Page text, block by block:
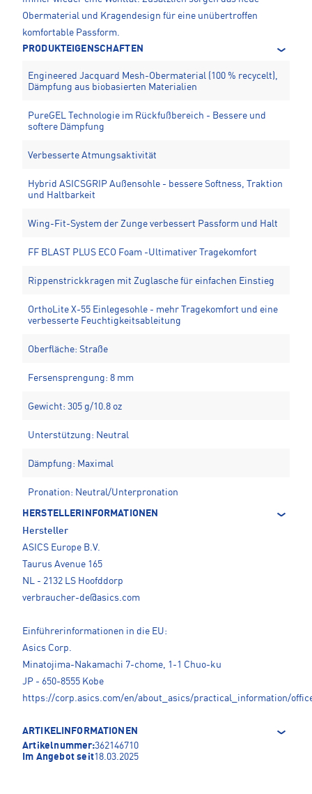
Obermaterial und Kragendesign für eine unübertroffen
komfortable Passform.
PRODUKTEIGENSCHAFTEN
Engineered Jacquard Mesh-Obermaterial (100 % recycelt),
Dämpfung aus biobasierten Materialien
PureGEL Technologie im Rückfußbereich - Bessere und
softere Dämpfung
Verbesserte Atmungsaktivität
Hybrid ASICSGRIP Außensohle - bessere Softness, Traktion
und Haltbarkeit
Wing-Fit-System der Zunge verbessert Passform und Halt
FF BLAST PLUS ECO Foam -Ultimativer Tragekomfort
Rippenstrickkragen mit Zuglasche für einfachen Einstieg
OrthoLite X-55 Einlegesohle - mehr Tragekomfort und eine
verbesserte Feuchtigkeitsableitung
Oberfläche: Straße
Fersensprengung: 8 mm
Gewicht: 305 g/10.8 oz
Unterstützung: Neutral
Dämpfung: Maximal
Pronation: Neutral/Unterpronation
HERSTELLERINFORMATIONEN
Hersteller
ASICS Europe B.V.
Taurus Avenue 165
NL - 2132 LS Hoofddorp
verbraucher-de@asics.com
Einführerinformationen in die EU:
Asics Corp.
Minatojima-Nakamachi 7-chome, 1-1 Chuo-ku
JP - 650-8555 Kobe
https://corp.asics.com/en/about_asics/practical_information/
ARTIKELINFORMATIONEN
Artikelnummer:362146710
Im Angebot seit18.03.2025